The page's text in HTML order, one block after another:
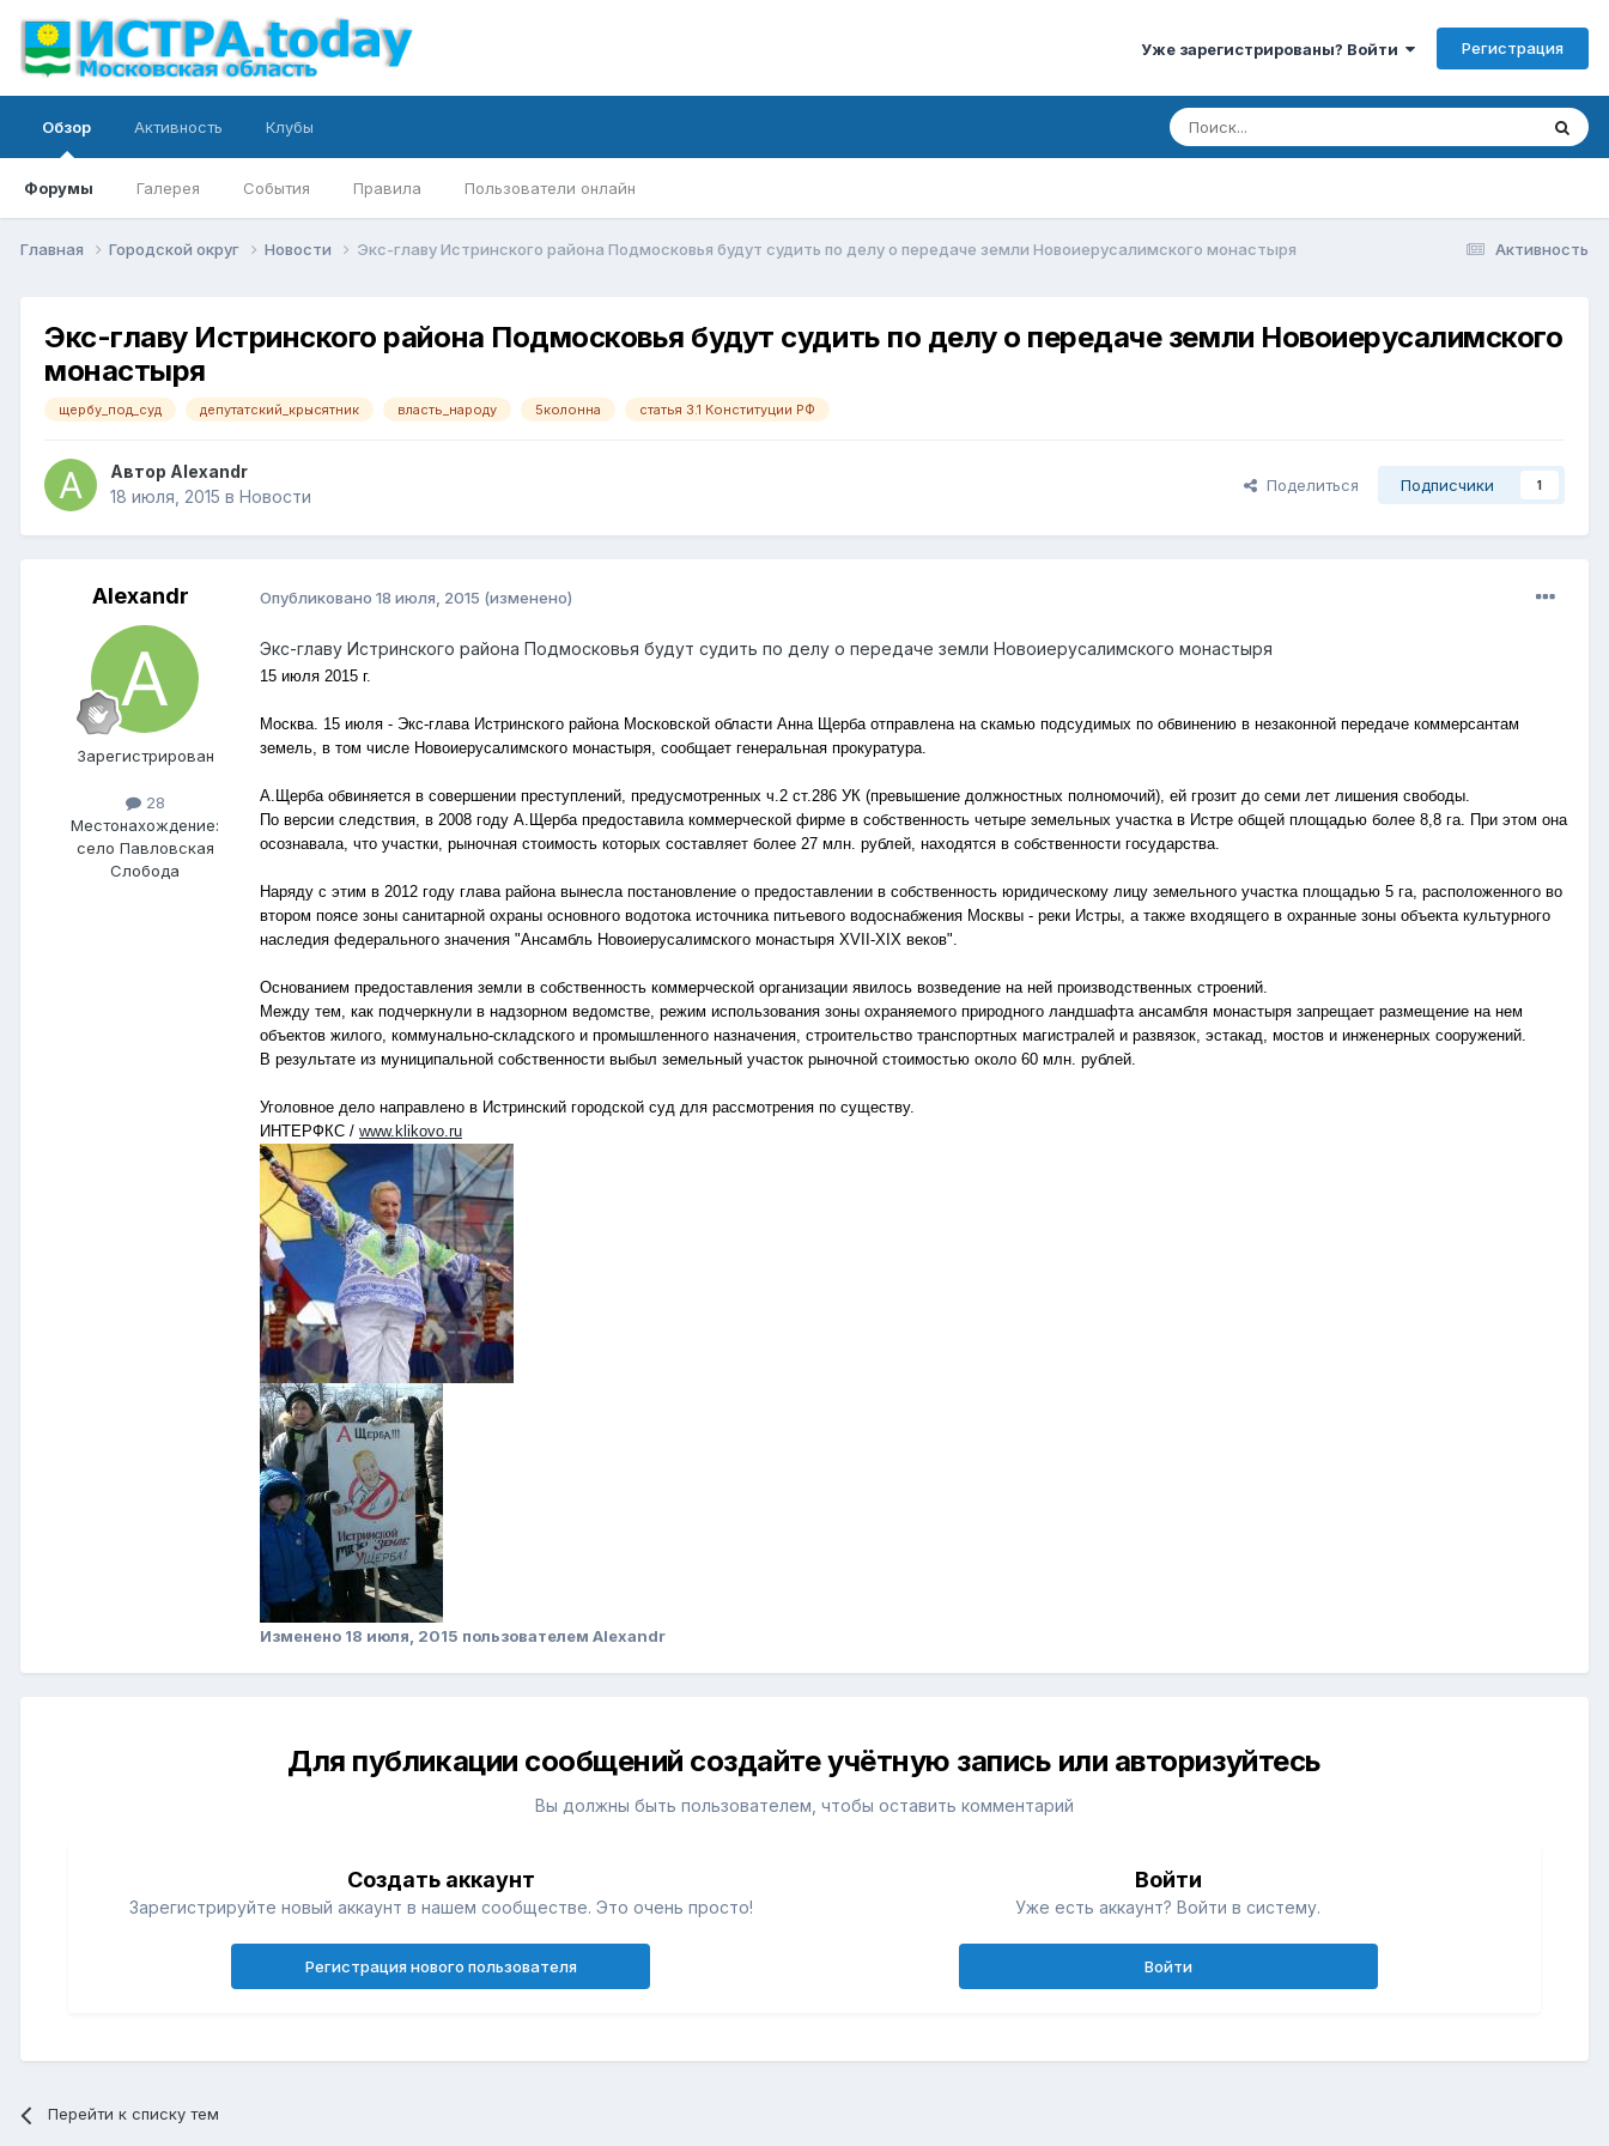
Уже зарегистрированы? Войти Регистрация
Обзор
Форумы Галерея События Правила Пользователи онлайн
Активность Клубы
Активность
Главная Городской округ Новости Экс-главу Истринского района Подмосковья будут судить по делу о передаче земли Новоиерусалимского монастыря
Экс-главу Истринского района Подмосковья будут судить по делу о передаче земли Новоиерусалимского
монастыря
щербу_под_суд депутатский_крысятник власть_народу 5колонна статья 3.1 Конституции РФ
Автор Alexandr
18 июля, 2015 в Новости
Поделиться Подписчики 1
Alexandr
Зарегистрирован
28
Местонахождение:
село Павловская
Слобода
Опубликовано 18 июля, 2015 (изменено)
Экс-главу Истринского района Подмосковья будут судить по делу о передаче земли Новоиерусалимского монастыря
15 июля 2015 г.
Москва. 15 июля - Экс-глава Истринского района Московской области Анна Щерба отправлена на скамью подсудимых по обвинению в незаконной передаче коммерсантам
земель, в том числе Новоиерусалимского монастыря, сообщает генеральная прокуратура.
А.Щерба обвиняется в совершении преступлений, предусмотренных ч.2 ст.286 УК (превышение должностных полномочий), ей грозит до семи лет лишения свободы.
По версии следствия, в 2008 году А.Щерба предоставила коммерческой фирме в собственность четыре земельных участка в Истре общей площадью более 8,8 га. При этом она
осознавала, что участки, рыночная стоимость которых составляет более 27 млн. рублей, находятся в собственности государства.
Наряду с этим в 2012 году глава района вынесла постановление о предоставлении в собственность юридическому лицу земельного участка площадью 5 га, расположенного во
втором поясе зоны санитарной охраны основного водотока источника питьевого водоснабжения Москвы - реки Истры, а также входящего в охранные зоны объекта культурного
наследия федерального значения "Ансамбль Новоиерусалимского монастыря XVII-XIX веков".
Основанием предоставления земли в собственность коммерческой организации явилось возведение на ней производственных строений.
Между тем, как подчеркнули в надзорном ведомстве, режим использования зоны охраняемого природного ландшафта ансамбля монастыря запрещает размещение на нем
объектов жилого, коммунально-складского и промышленного назначения, строительство транспортных магистралей и развязок, эстакад, мостов и инженерных сооружений.
В результате из муниципальной собственности выбыл земельный участок рыночной стоимостью около 60 млн. рублей.
Уголовное дело направлено в Истринский городской суд для рассмотрения по существу.
ИНТЕРФКС / www.klikovo.ru
Изменено 18 июля, 2015 пользователем Alexandr
Для публикации сообщений создайте учётную запись или авторизуйтесь
Вы должны быть пользователем, чтобы оставить комментарий
Создать аккаунт
Зарегистрируйте новый аккаунт в нашем сообществе. Это очень просто!
Регистрация нового пользователя
Войти
Уже есть аккаунт? Войти в систему.
Войти
Перейти к списку тем